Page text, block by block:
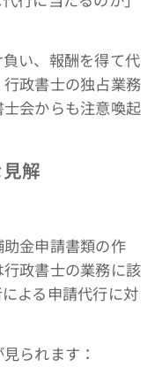
い、報酬を得て代
政書士の独占業務
会からも注意喚起
解
金申請書類の作
政書士の業務に該
よる申請代行に対
られます：